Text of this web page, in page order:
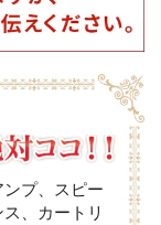
プ、スピー
、カートリ